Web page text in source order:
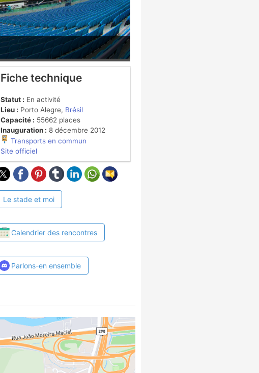
Fiche technique
Statut : En activité
Lieu : Porto Alegre, Brésil
Capacité : 55662 places
Inauguration : 8 décembre 2012
Transports en commun
Site officiel
Le stade et moi
Calendrier des rencontres
Parlons-en ensemble